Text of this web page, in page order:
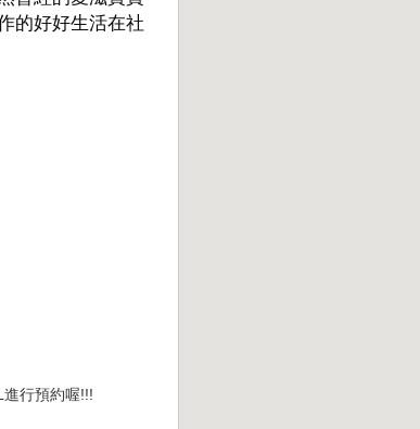
的好好生活在社
進行預約喔!!!